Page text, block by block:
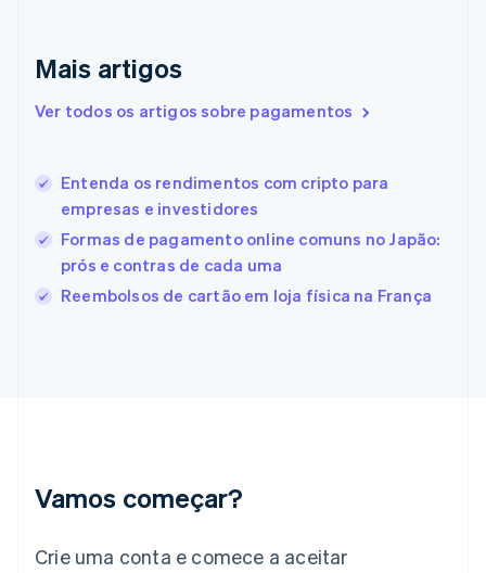
Mais artigos
Ver todos os artigos sobre pagamentos
Entenda os rendimentos com cripto para
empresas e investidores
Formas de pagamento online comuns no Japão:
prós e contras de cada uma
Reembolsos de cartão em loja física na França
Vamos começar?
Crie uma conta e comece a aceitar
EnglishItaliano
Español English
Estônia
Finlândia
EnglishSvenska
França
Gibraltar
English
Italiano English